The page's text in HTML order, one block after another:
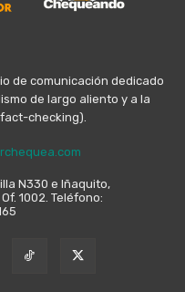
de comunicación dedicado
de largo aliento y a la
checking).
N330 e Iñaquito,
1002. Teléfono: